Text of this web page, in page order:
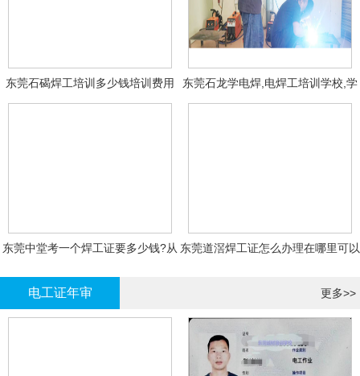
东莞石碣焊工培训多少钱培训费用
东莞石龙学电焊,电焊工培训学校,学
费多少钱?
东莞中堂考一个焊工证要多少钱?从 东莞道滘焊工证怎么办理在哪里可以
电工证年审 更多>>